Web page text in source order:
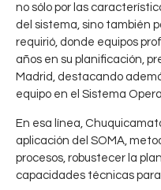
no sólo por las
del sistema, sino también
requirió, donde equipos
años en su planificación,
Madrid, destacando
equipo en el Sistema
En esa línea,
aplicación del SOMA,
procesos, robustecer la
capacidades técnicas